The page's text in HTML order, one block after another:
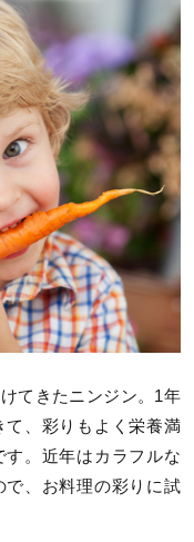
てきたニンジン。1年
、彩りもよく栄養満
。近年はカラフルな
で、お料理の彩りに試